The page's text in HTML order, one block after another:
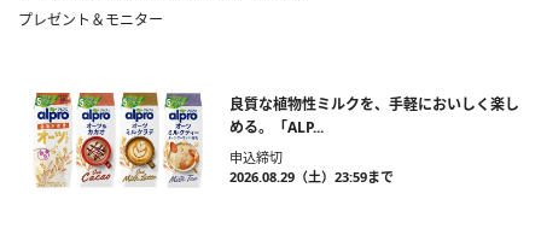
プレゼント＆モニター
良質な植物性ミルクを、手軽においしく楽し
める。「ALP...
申込締切
2026.08.29（土）23:59まで